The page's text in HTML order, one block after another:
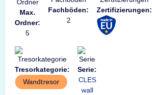
Max.
Ordner:
5
Fachböden:
2
Zertifizierungen:
Tresorkategorie:
Wandtresor
Serie:
CLES
wall